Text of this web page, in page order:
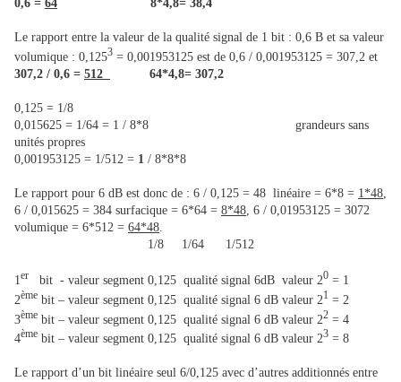
0,6 = 64 8*4,8= 38,4
Le rapport entre la valeur de la qualité signal de 1 bit : 0,6 B et sa valeur
volumique : 0,1253 = 0,001953125 est de 0,6 / 0,001953125 = 307,2 et
307,2 / 0,6 = 512 64*4,8= 307,2
0,125 = 1/8
0,015625 = 1/64 = 1 / 8*8 grandeurs sans
unités propres
0,001953125 = 1/512 = 1 / 8*8*8
Le rapport pour 6 dB est donc de : 6 / 0,125 = 48 linéaire = 6*8 = 1*48
6 / 0,015625 = 384 surfacique = 6*64 = 8*48 , 6 / 0,01953125 = 3072
volumique = 6*512 = 64*48
1/8 1/64 1/512
1er bit - valeur segment 0,125 qualité signal 6dB valeur 20 = 1
2ème bit – valeur segment 0,125 qualité signal 6 dB valeur 21 = 2
3ème bit – valeur segment 0,125 qualité signal 6 dB valeur 22 = 4
4ème bit – valeur segment 0,125 qualité signal 6 dB valeur 23 = 8
Le rapport d’un bit linéaire seul 6/0,125 avec d’autres additionnés entre